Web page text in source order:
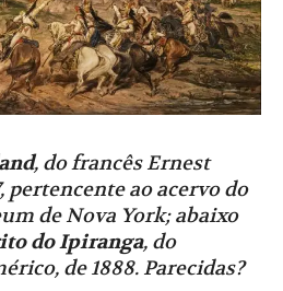
, do francês Ernest
pertencente ao acervo do
de Nova York; abaixo
do Ipiranga, do
de 1888. Parecidas?